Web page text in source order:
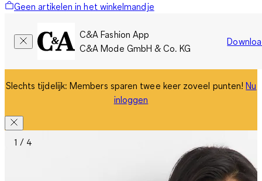
Geen artikelen in het winkelmandje
C&A Fashion App
C&A Mode GmbH & Co. KG
Slechts tijdelijk: Members sparen twee keer zoveel punten!Nu
inloggen
1 / 4